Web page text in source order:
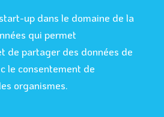
up dans le domaine de la
qui permet
de partager des données de
le consentement de
organismes.